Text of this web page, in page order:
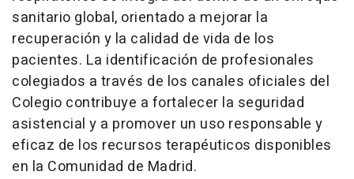
sanitario global, orientado a mejorar la
recuperación y la calidad de vida de los
pacientes. La identificación de profesionales
colegiados a través de los canales oficiales del
Colegio contribuye a fortalecer la seguridad
asistencial y a promover un uso responsable y
eficaz de los recursos terapéuticos disponibles
en la Comunidad de Madrid.